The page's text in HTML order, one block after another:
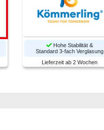
Hohe Stabilität &
Standard 3-fach Verglasung
Lieferzeit ab 2 Wochen